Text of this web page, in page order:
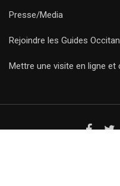
Presse/Media
Rejoindre les Guides
Mettre une visite en ligne